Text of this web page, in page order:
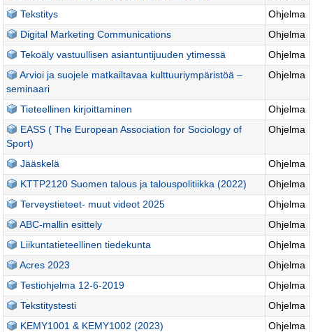
Tekstitys
Ohjelma
Digital Marketing Communications
Ohjelma
Tekoäly vastuullisen asiantuntijuuden ytimessä
Ohjelma
Arvioi ja suojele matkailtavaa kulttuuriympäristöä –
seminaari
Ohjelma
Tieteellinen kirjoittaminen
Ohjelma
EASS ( The European Association for Sociology of
Sport)
Ohjelma
Jääskelä
Ohjelma
KTTP2120 Suomen talous ja talouspolitiikka (2022)
Ohjelma
Terveystieteet- muut videot 2025
Ohjelma
ABC-mallin esittely
Ohjelma
Liikuntatieteellinen tiedekunta
Ohjelma
Acres 2023
Ohjelma
Testiohjelma 12-6-2019
Ohjelma
Tekstitystesti
Ohjelma
KEMY1001 & KEMY1002 (2023)
Ohjelma